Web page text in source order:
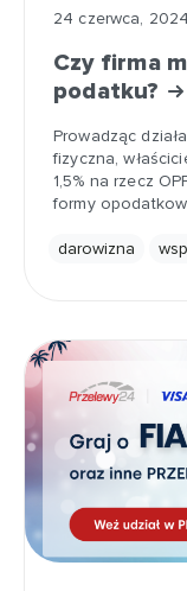
24 czerwca, 2024
Czy firma
podatku?
Prowadząc
fizyczna,
1,5% na rzecz
formy
darowizna